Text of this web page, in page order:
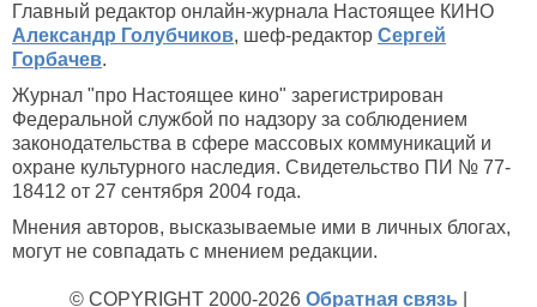
Главный редактор онлайн-журнала Настоящее КИНО
Александр Голубчиков, шеф-редактор Сергей
Горбачев.
Журнал "про Настоящее кино" зарегистрирован
Федеральной службой по надзору за соблюдением
законодательства в сфере массовых коммуникаций и
охране культурного наследия. Свидетельство ПИ № 77-
18412 от 27 сентября 2004 года.
Мнения авторов, высказываемые ими в личных блогах,
могут не совпадать с мнением редакции.
© COPYRIGHT 2000-2026 Обратная связь